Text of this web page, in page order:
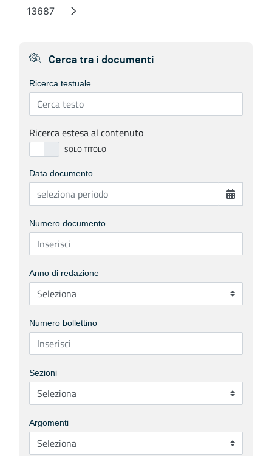
Page
13687
Cerca tra i documenti
Ricerca testuale
Ricerca estesa al contenuto
Data documento
Numero documento
Anno di redazione
Numero bollettino
Sezioni
Argomenti